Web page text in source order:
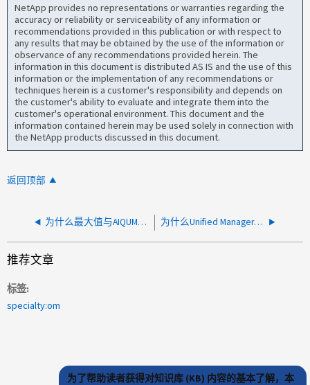
NetApp provides no representations or warranties regarding the
accuracy or reliability or serviceability of any information or
recommendations provided in this publication or with respect to
any results that may be obtained by the use of the information or
observance of any recommendations provided herein. The
information in this document is distributed AS IS and the use of this
information or the implementation of any recommendations or
techniques herein is a customer's responsibility and depends on
the customer's ability to evaluate and integrate them into the
customer's operational environment. This document and the
information contained herein may be used solely in connection with
the NetApp products discussed in this document.
返回顶部
为什么最大值与AIQUM性能图表的细分视图不一致？ 为什么Unified Manager在"适用于集群"列中为已添加的EMS事件显示状态为"是"、但未从集群接收EMS通知？
推荐文章
标签
specialty:om
为了帮助读者获得对知识库 (KB) 内容的基本了解，本